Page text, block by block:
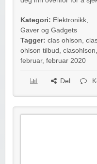
Kategori: Elektronikk,
Gaver og Gadgets
Tagger: clas ohlson,
ohlson tilbud , clasohlson,
februar, februar 2020
Del